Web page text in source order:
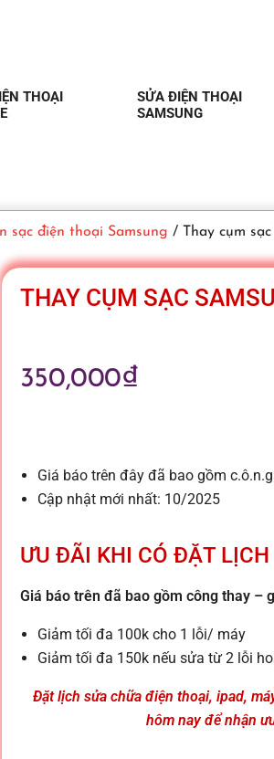
THOẠI
SỬA ĐIỆN THOẠI
SAMSUNG
sạc điện thoại Samsung / Thay cụm sạc
THAY CỤM SẠC
350,000₫
Giá báo trên đây đã bao gồm
Cập nhật mới nhất: 10/2025
ƯU ĐÃI KHI CÓ ĐẶT LỊCH
Giá báo trên đã bao gồm công thay –
Giảm tối đa 100k cho 1 lỗi/ máy
Giảm tối đa 150k nếu sửa từ 2 lỗi
Đặt lịch sửa chữa điện thoại, ipad,
hôm nay để nhận